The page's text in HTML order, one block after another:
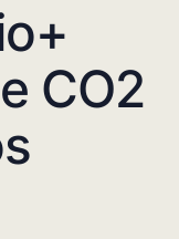
CO2